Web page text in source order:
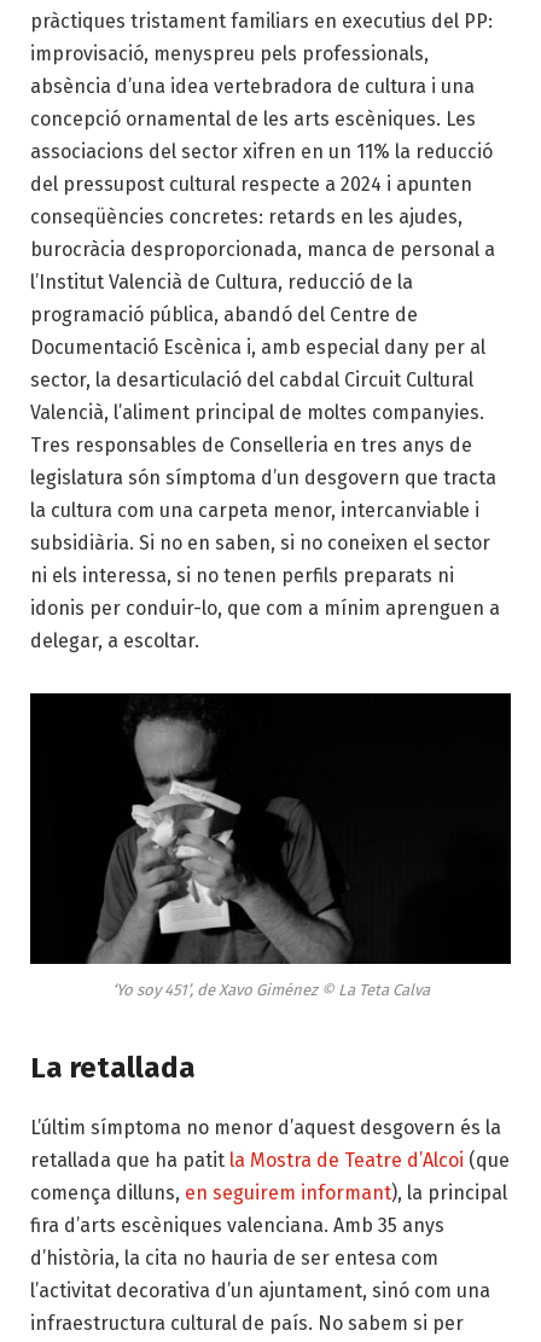
pràctiques tristament familiars en executius del PP:
improvisació, menyspreu pels professionals,
absència d’una idea vertebradora de cultura i una
concepció ornamental de les arts escèniques. Les
associacions del sector xifren en un 11% la reducció
del pressupost cultural respecte a 2024 i apunten
conseqüències concretes: retards en les ajudes,
burocràcia desproporcionada, manca de personal a
l’Institut Valencià de Cultura, reducció de la
programació pública, abandó del Centre de
Documentació Escènica i, amb especial dany per al
sector, la desarticulació del cabdal Circuit Cultural
Valencià, l’aliment principal de moltes companyies.
Tres responsables de Conselleria en tres anys de
legislatura són símptoma d’un desgovern que tracta
la cultura com una carpeta menor, intercanviable i
subsidiària. Si no en saben, si no coneixen el sector
ni els interessa, si no tenen perfils preparats ni
idonis per conduir-lo, que com a mínim aprenguen a
delegar, a escoltar.
‘Yo soy 451’, de Xavo Giménez © La Teta Calva
La retallada
L’últim símptoma no menor d’aquest desgovern és la
retallada que ha patit la Mostra de Teatre d’Alcoi (que
comença dilluns, en seguirem informant), la principal
fira d’arts escèniques valenciana. Amb 35 anys
d’història, la cita no hauria de ser entesa com
l’activitat decorativa d’un ajuntament, sinó com una
infraestructura cultural de país. No sabem si per